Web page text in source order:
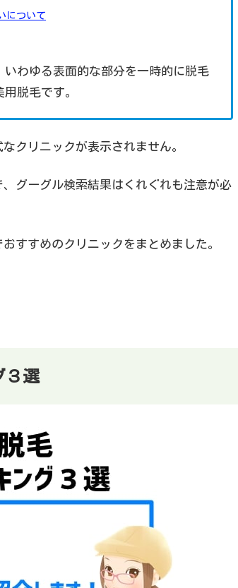
について
わゆる表面的な部分を一時的に脱毛
脱毛です。
クリニックが表示されません。
、グーグル検索結果はくれぐれも注意が必
すすめのクリニックをまとめました。
３選